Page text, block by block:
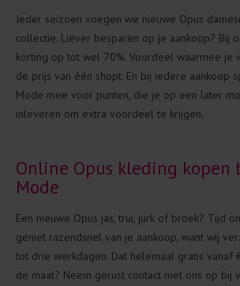
Ieder seizoen voegen we nieuwe Opus
collectie. Liever besparen op je aankoop? Bij
korting op tot wel 70%. Voordeel waarmee je
de prijs van één shopt. En bij iedere aankoop
Mode mee voor punten, die je op een later
inleveren om extra voordeel te krijgen.
Online Opus kleding kopen
Mode
Een nieuwe Opus jas, trui, jurk of broek? Tijd
geniet razendsnel van je aankoop, want wij
tot drie werkdagen. Dat helemaal gratis vanaf
de maat? Neem gerust contact met ons op bij